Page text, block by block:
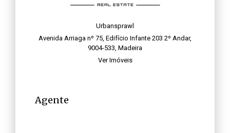
Urbansprawl
Avenida Arriaga nº 75, Edifício Infante 203 2º Andar,
9004-533, Madeira
Ver Imóveis
Agente